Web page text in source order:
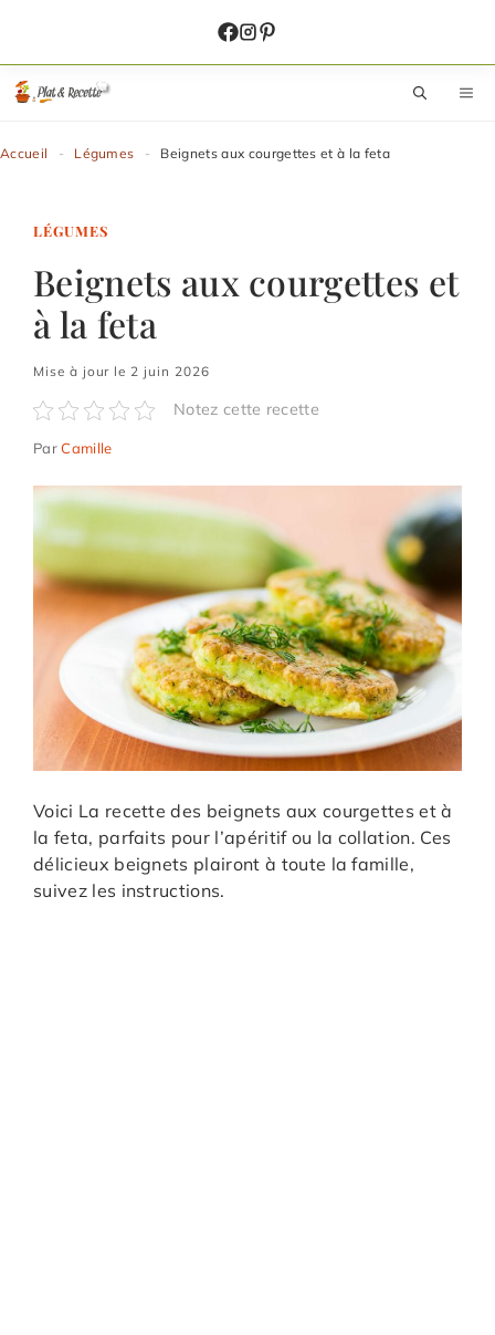
contenu
Accueil - Légumes - Beignets aux courgettes et à la feta
LÉGUMES
Beignets aux courgettes et
à la feta
Mise à jour le 2 juin 2026
Notez cette recette
ParCamille
Voici La recette des beignets aux courgettes et à
la feta, parfaits pour l’apéritif ou la collation. Ces
délicieux beignets plairont à toute la famille,
suivez les instructions.